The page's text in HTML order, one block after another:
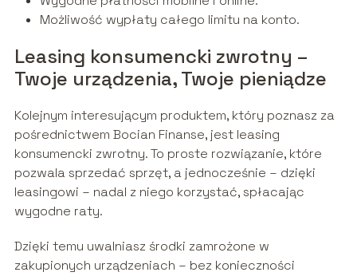
Możliwość wypłaty całego limitu na konto.
Leasing konsumencki zwrotny –
Twoje urządzenia, Twoje pieniądze
Kolejnym interesującym produktem, który poznasz za
pośrednictwem Bocian Finanse, jest leasing
konsumencki zwrotny. To proste rozwiązanie, które
pozwala sprzedać sprzęt, a jednocześnie – dzięki
leasingowi – nadal z niego korzystać, spłacając
wygodne raty.
Dzięki temu uwalniasz środki zamrożone w
zakupionych urządzeniach – bez konieczności